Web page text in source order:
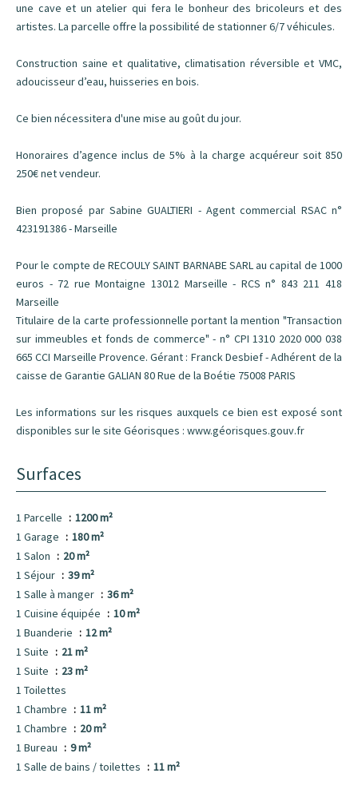
une cave et un atelier qui fera le bonheur des bricoleurs et des
artistes. La parcelle offre la possibilité de stationner 6/7 véhicules.
Construction saine et qualitative, climatisation réversible et VMC,
adoucisseur d’eau, huisseries en bois.
Ce bien nécessitera d'une mise au goût du jour.
Honoraires d’agence inclus de 5% à la charge acquéreur soit 850
250€ net vendeur.
Bien proposé par Sabine GUALTIERI - Agent commercial RSAC n°
423191386 - Marseille
Pour le compte de RECOULY SAINT BARNABE SARL au capital de 1000
euros - 72 rue Montaigne 13012 Marseille - RCS n° 843 211 418
Marseille
Titulaire de la carte professionnelle portant la mention "Transaction
sur immeubles et fonds de commerce" - n° CPI 1310 2020 000 038
665 CCI Marseille Provence. Gérant : Franck Desbief - Adhérent de la
caisse de Garantie GALIAN 80 Rue de la Boétie 75008 PARIS
Les informations sur les risques auxquels ce bien est exposé sont
disponibles sur le site Géorisques : www.géorisques.gouv.fr
Surfaces
1 Parcelle
1200 m²
1 Garage
180 m²
1 Salon
20 m²
1 Séjour
39 m²
1 Salle à manger
36 m²
1 Cuisine équipée
10 m²
1 Buanderie
12 m²
1 Suite
21 m²
1 Suite
23 m²
1 Toilettes
1 Chambre
11 m²
1 Chambre
20 m²
1 Bureau
9 m²
1 Salle de bains / toilettes
11 m²